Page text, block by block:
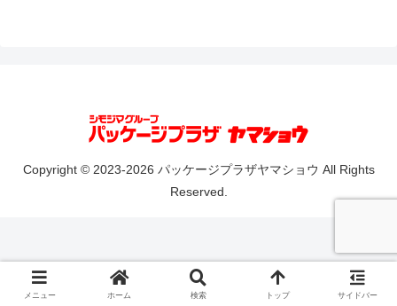
Copyright © 2023-2026 パッケージプラザヤマショウ All Rights
Reserved.
メニュー ホーム 検索 トップ サイドバー